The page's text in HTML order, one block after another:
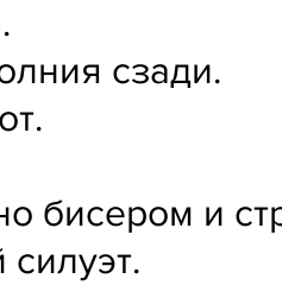
сзади.
бисером и